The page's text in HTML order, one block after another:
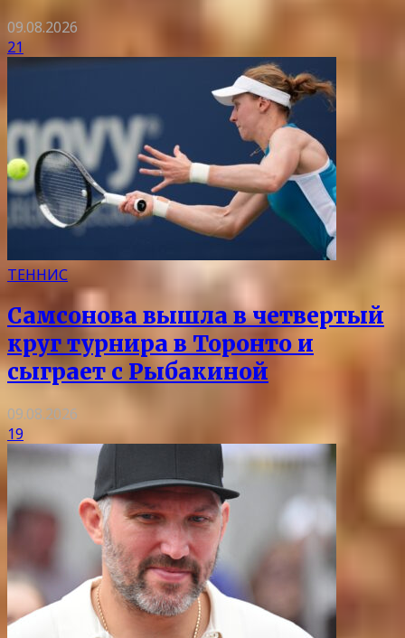
09.08.2026
21
ТЕННИС
Самсонова вышла в четвертый
круг турнира в Торонто и
сыграет с Рыбакиной
09.08.2026
19